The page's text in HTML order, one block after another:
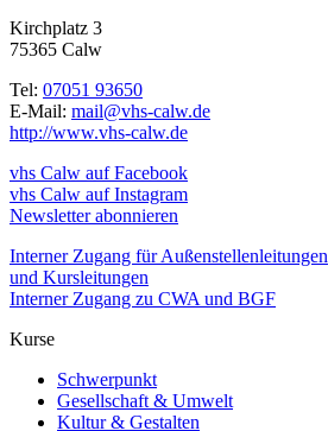
Kirchplatz 3
75365 Calw
Tel: 07051 93650
E-Mail: mail@vhs-calw.de
http://www.vhs-calw.de
vhs Calw auf Facebook
vhs Calw auf Instagram
Newsletter abonnieren
Interner Zugang für Außenstellenleitungen
und Kursleitungen
Interner Zugang zu CWA und BGF
Kurse
Schwerpunkt
Gesellschaft & Umwelt
Kultur & Gestalten